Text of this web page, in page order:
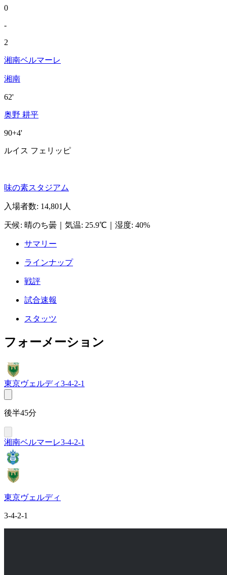
0
-
2
湘南ベルマーレ
湘南
62'
奥野 耕平
90+4'
ルイス フェリッピ
味の素スタジアム
入場者数: 14,801人
天候: 晴のち曇 気温: 25.9℃ 湿度: 40%
サマリー
ラインナップ
戦評
試合速報
スタッツ
フォーメーション
東京ヴェルディ3-4-2-1
後半45分
湘南ベルマーレ3-4-2-1
東京ヴェルディ
3-4-2-1